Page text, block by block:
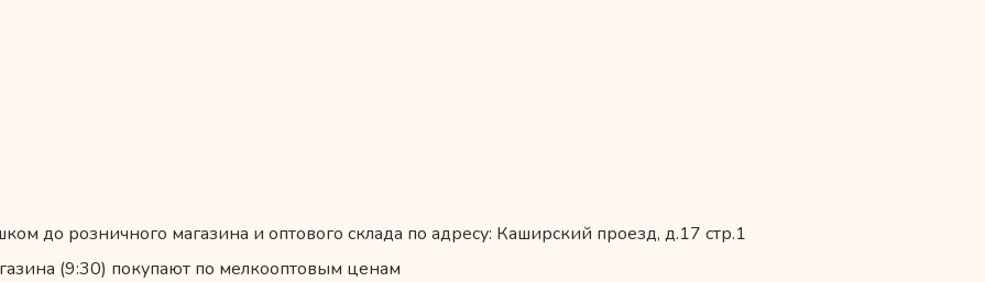
до розничного магазина и оптового склада по адресу: Каширский проезд, д.17 стр.1
(9:30) покупают по мелкооптовым ценам